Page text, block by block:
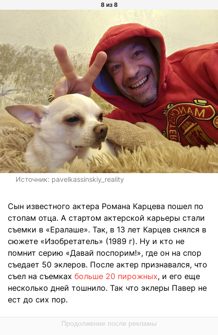
8 из 8
Источник: pavelkassinskiy_reality
Сын известного актера Романа Карцева пошел по
стопам отца. А стартом актерской карьеры стали
съемки в «Ералаше». Так, в 13 лет Карцев снялся в
сюжете «Изобретатель» (1989 г). Ну и кто не
помнит серию «Давай поспорим!», где он на спор
съедает 50 эклеров. После актер признавался, что
съел на съемках больше 20 пирожных, и его еще
несколько дней тошнило. Так что эклеры Павер не
ест до сих пор.